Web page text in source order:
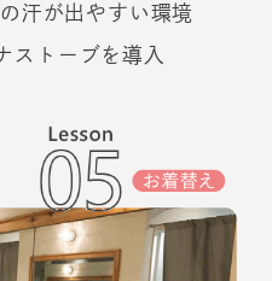
汗が出やすい環境
ストーブを導入